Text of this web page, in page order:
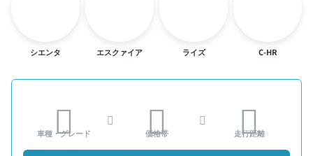
シエンタ エスクァイア ライズ C-HR
車種・グレード 価格帯 走行距離